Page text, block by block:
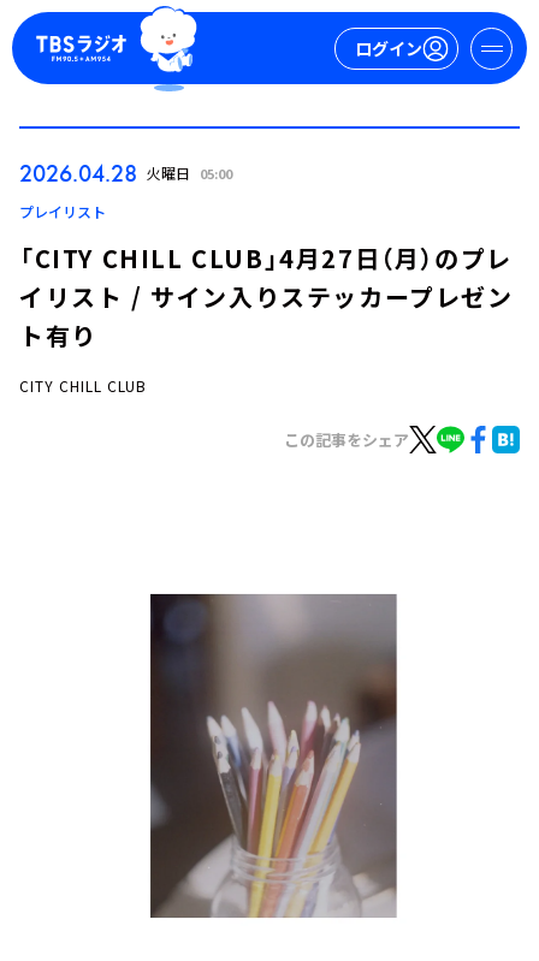
ログイン
2026.04.28 火曜日 05:00
プレイリスト
「CITY CHILL CLUB」4月27日（月）のプレ
イリスト / サイン入りステッカープレゼン
ト有り
CITY CHILL CLUB
この記事をシェア